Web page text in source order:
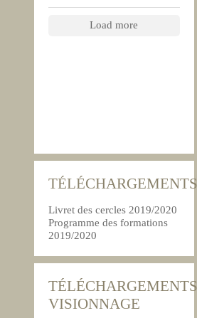
Load more
TÉLÉCHARGEMENTS
Livret des cercles 2019/2020
Programme des formations
2019/2020
TÉLÉCHARGEMENTS
VISIONNAGE